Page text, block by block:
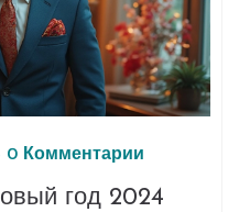
0 Комментарии
год 2024